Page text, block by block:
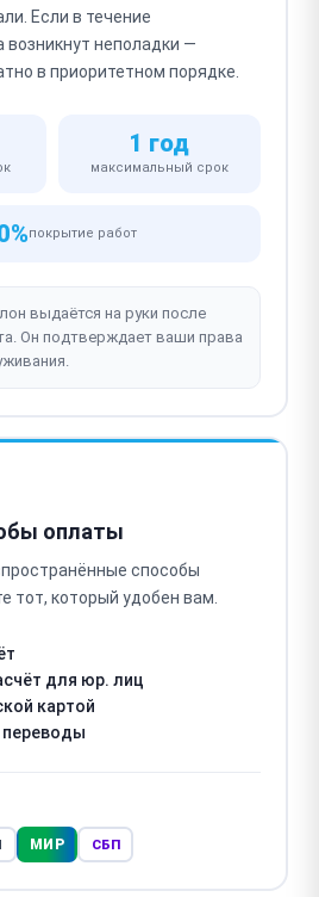
Если в течение
возникнут неполадки —
в приоритетном порядке.
1 год
максимальный срок
покрытие работ
выдаётся на руки после
Он подтверждает ваши права
оплаты
способы
тот, который удобен вам.
для юр. лиц
картой
МИР СБП